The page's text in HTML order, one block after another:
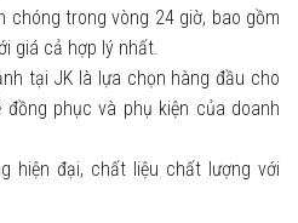
chóng trong vòng 24 giờ, bao gồm
giá cả hợp lý nhất.
tại JK là lựa chọn hàng đầu cho
phục và phụ kiện của doanh
hiện đại, chất liệu chất lượng với